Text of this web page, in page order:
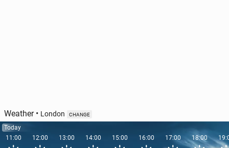
Weather• London CHANGE
Today
11:00
12:00 13:00 14:00 15:00 16:00 17:00 18:00